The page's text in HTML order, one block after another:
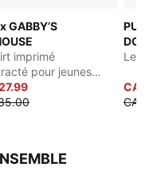
logo de Puma
les jeunes enfants
GABBY’S
imprimé
pour jeunes